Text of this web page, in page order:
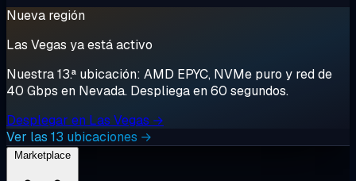
Nueva región
Las Vegas ya está activo
Nuestra 13.ª ubicación: AMD EPYC, NVMe puro y red de
40 Gbps en Nevada. Despliega en 60 segundos.
Desplegar en Las Vegas →
Ver las 13 ubicaciones →